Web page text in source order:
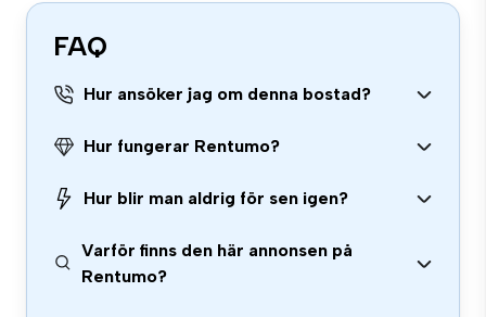
FAQ
Hur ansöker jag om denna bostad?
Hur fungerar Rentumo?
Hur blir man aldrig för sen igen?
Varför finns den här annonsen på
Rentumo?